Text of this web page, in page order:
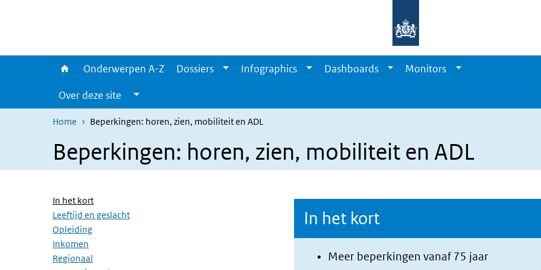
Onderwerpen A-Z Dossiers Infographics Dashboards
Monitors
Over deze site
Home Beperkingen: horen, zien, mobiliteit en ADL
Beperkingen: horen, zien, mobiliteit en ADL
Overslaan menu
In het kort(Actieve pagina)
Leeftijd en geslacht
Opleiding
Inkomen
Regionaal
In het kort
Meer beperkingen vanaf 75 jaar